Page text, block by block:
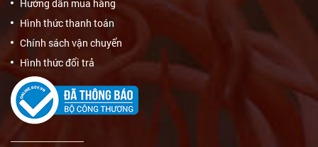
Hướng dẫn mua hàng
Hình thức thanh toán
Chính sách vận chuyển
Hình thức đổi trả